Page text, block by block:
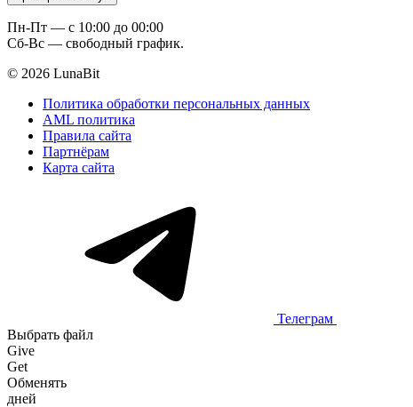
Пн-Пт — c 10:00 до 00:00
Сб-Вс — свободный график.
© 2026 LunaBit
Политика обработки персональных данных
AML политика
Правила сайта
Партнёрам
Карта сайта
Телеграм
Выбрать файл
Give
Get
Обменять
дней